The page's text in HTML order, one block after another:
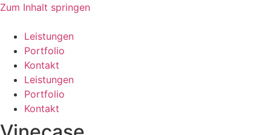
Zum Inhalt springen
Leistungen
Portfolio
Kontakt
Leistungen
Portfolio
Kontakt